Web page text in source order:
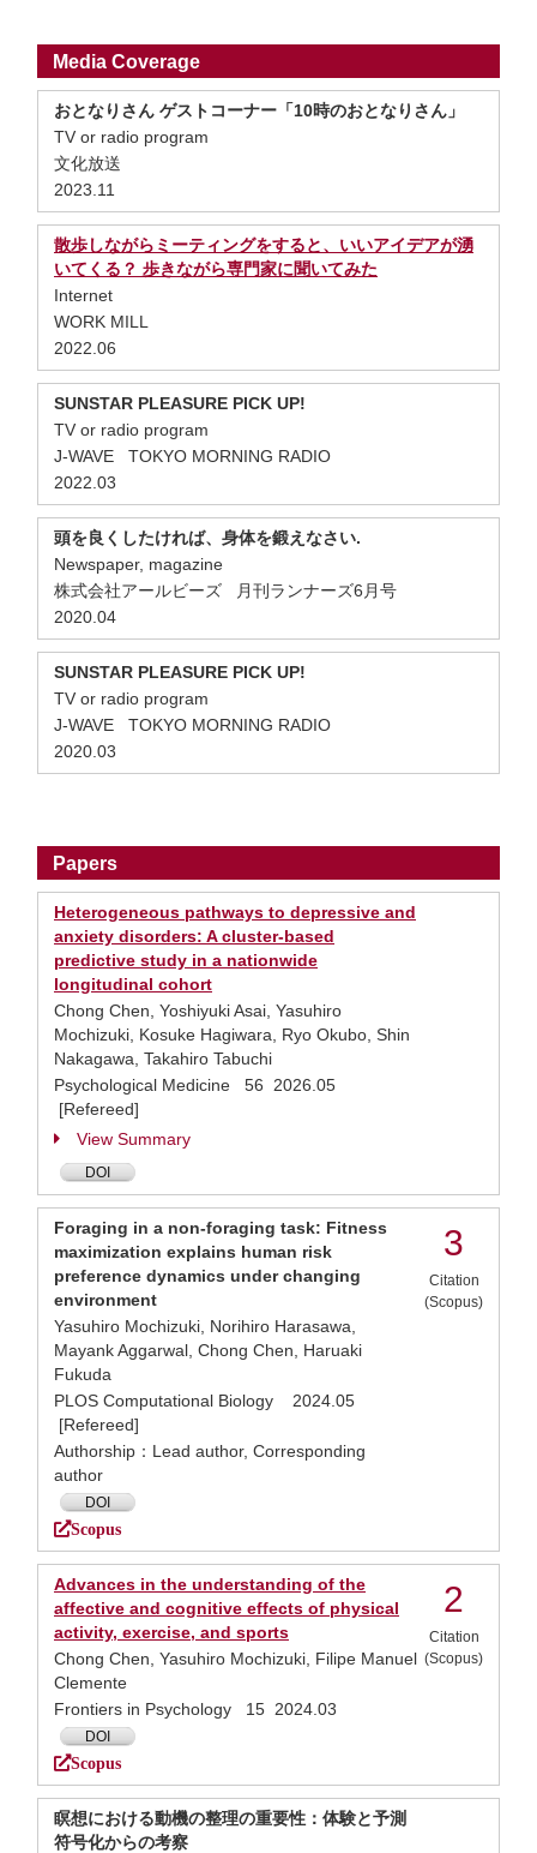
Media Coverage
おとなりさん ゲストコーナー「10時のおとなりさん」
TV or radio program
文化放送
2023.11
散歩しながらミーティングをすると、いいアイデアが湧
いてくる？ 歩きながら専門家に聞いてみた
Internet
WORK MILL
2022.06
SUNSTAR PLEASURE PICK UP!
TV or radio program
J-WAVE TOKYO MORNING RADIO
2022.03
頭を良くしたければ、身体を鍛えなさい.
Newspaper, magazine
株式会社アールビーズ 月刊ランナーズ6月号
2020.04
SUNSTAR PLEASURE PICK UP!
TV or radio program
J-WAVE TOKYO MORNING RADIO
2020.03
Papers
Heterogeneous pathways to depressive and
anxiety disorders: A cluster-based
predictive study in a nationwide
longitudinal cohort
Chong Chen, Yoshiyuki Asai, Yasuhiro
Mochizuki, Kosuke Hagiwara, Ryo Okubo, Shin
Nakagawa, Takahiro Tabuchi
Psychological Medicine 56 2026.05
[Refereed]
View Summary
DOI
Foraging in a non-foraging task: Fitness
maximization explains human risk
preference dynamics under changing
environment
Yasuhiro Mochizuki, Norihiro Harasawa,
Mayank Aggarwal, Chong Chen, Haruaki
Fukuda
PLOS Computational Biology 2024.05
[Refereed]
Authorship：Lead author, Corresponding
author
DOI
Scopus
3
Citation
(Scopus)
Advances in the understanding of the
affective and cognitive effects of physical
activity, exercise, and sports
Chong Chen, Yasuhiro Mochizuki, Filipe Manuel
Clemente
Frontiers in Psychology 15 2024.03
DOI
Scopus
2
Citation
(Scopus)
瞑想における動機の整理の重要性：体験と予測
符号化からの考察